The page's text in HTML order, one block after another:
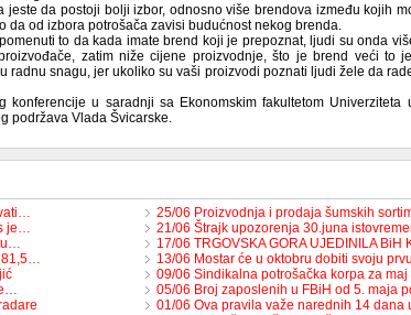
jeste da postoji bolji izbor, odnosno više brendova između kojih
da od izbora potrošača zavisi budućnost nekog brenda.
to da kada imate brend koji je prepoznat, ljudi su onda
zatim niže cijene proizvodnje, što je brend veći to
radnu snagu, jer ukoliko su vaši proizvodi poznati ljudi žele da
konferencije u saradnji sa Ekonomskim fakultetom Univerziteta
podržava Vlada Švicarske.
je…
u…
81,5…
25/06 Proizvodnja i prodaja šumskih
21/06 Štrajk upozorenja 30.juna
17/06 TRGOVSKA GORA UJEDINILA
13/06 Mostar će u oktobru dobiti svoju
09/06 Sindikalna potrošačka korpa za
05/06 Broj zaposlenih u FBiH od 5. maja
01/06 Ova pravila važe narednih 14